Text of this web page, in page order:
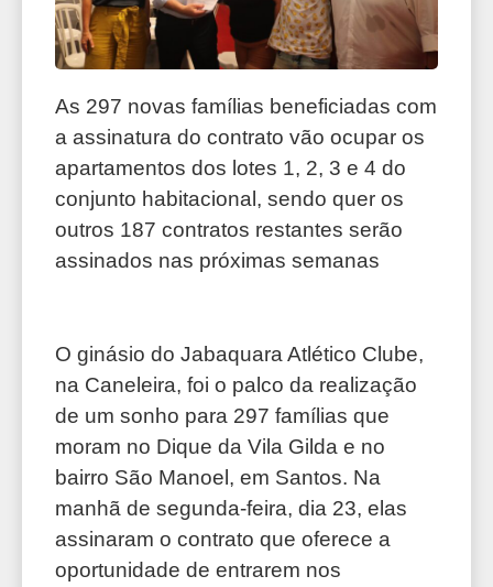
As 297 novas famílias beneficiadas com
a assinatura do contrato vão ocupar os
apartamentos dos lotes 1, 2, 3 e 4 do
conjunto habitacional, sendo quer os
outros 187 contratos restantes serão
assinados nas próximas semanas
O ginásio do Jabaquara Atlético Clube,
na Caneleira, foi o palco da realização
de um sonho para 297 famílias que
moram no Dique da Vila Gilda e no
bairro São Manoel, em Santos. Na
manhã de segunda-feira, dia 23, elas
assinaram o contrato que oferece a
oportunidade de entrarem nos